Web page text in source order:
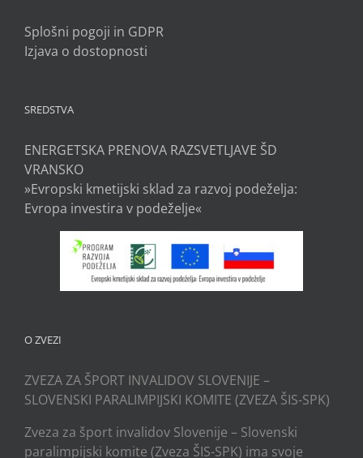
Splošni pogoji in GDPR
Izjava o dostopnosti
SREDSTVA
ENERGETSKA PRENOVA RAZSVETLJAVE ŠD
VRANSKO
»Evropski kmetijski sklad za razvoj podeželja:
Evropa investira v podeželje«
O ZVEZI
ZVEZA ZA ŠPORT INVALIDOV SLOVENIJE –
SLOVENSKI PARALIMPIJSKI KOMITE (ZVEZA ŠIS-SPK)
Zveza za šport invalidov Slovenije – Slovenski
paralimpijski komite (Zveza ŠIS-SPK) ima svoje